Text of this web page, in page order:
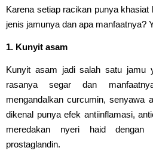
Karena setiap racikan punya khasiat
jenis jamunya dan apa manfaatnya?
1. Kunyit asam
Kunyit asam jadi salah satu jamu
rasanya segar dan
mengandalkan curcumin, senyawa
dikenal punya efek antiinflamasi,
meredakan nyeri haid dengan
prostaglandin.